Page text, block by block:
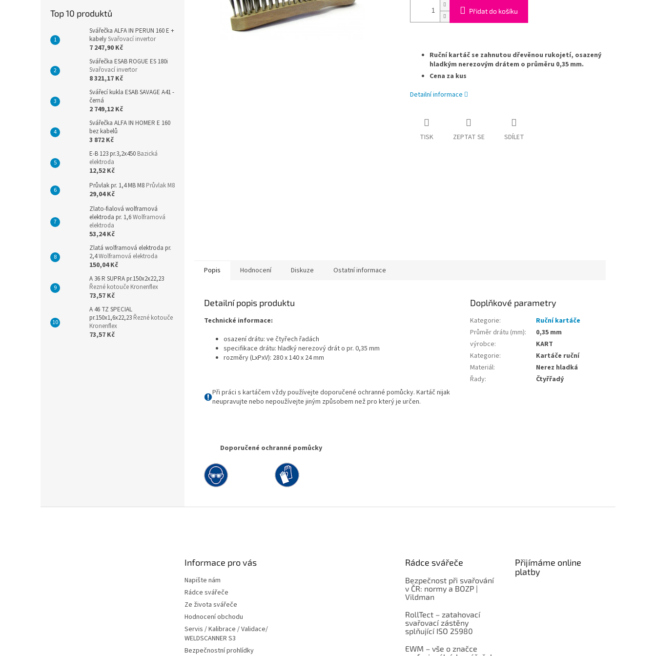
Top 10 produktů
Svářečka ALFA IN PERUN 160 E +
kabelySvařovací invertor
7 247,90 Kč
Svářečka ESAB ROGUE ES 180i
Svařovací invertor
8 321,17 Kč
Svářecí kukla ESAB SAVAGE A41 -
černá
2 749,12 Kč
Svářečka ALFA IN HOMER E 160
bez kabelů
3 872 Kč
E-B 123 pr.3,2x450 Bazická
elektroda
12,52 Kč
Průvlak pr. 1,4 MB M8 Průvlak M8
29,04 Kč
Zlato-fialová wolframová
elektroda pr. 1,6Wolframová
elektroda
53,24 Kč
Zlatá wolframová elektroda pr.
2,4Wolframová elektroda
150,04 Kč
A 36 R SUPRA pr.150x2x22,23
Řezné kotouče Kronenflex
73,57 Kč
A 46 TZ SPECIAL
pr.150x1,6x22,23 Řezné kotouče
Kronenflex
73,57 Kč
Přidat do košíku
Ruční kartáč se zahnutou dřevěnou rukojetí, osazený
hladkým nerezovým drátem o průměru 0,35 mm.
Cena za kus
Detailní informace
TISK ZEPTAT SE SDÍLET
Popis Hodnocení Diskuze Ostatní informace
Detailní popis produktu
Technické informace:
osazení drátu: ve čtyřech řadách
specifikace drátu: hladký nerezový drát o pr. 0,35 mm
rozměry (LxPxV): 280 x 140 x 24 mm
Při práci s kartáčem vždy používejte doporučené ochranné pomůcky. Kartáč nijak
neupravujte nebo nepoužívejte jiným způsobem než pro který je určen.
Doporučené ochranné pomůcky
Doplňkové parametry
Kategorie:
Ruční kartáče
Průměr drátu (mm):
0,35 mm
výrobce:
KART
Kategorie:
Kartáče ruční
Materiál:
Nerez hladká
Řady: Čtyřřadý
Informace pro vás
Napište nám
Rádce svářeče
Ze života svářeče
Hodnocení obchodu
Servis / Kalibrace / Validace/
WELDSCANNER S3
Bezpečnostní prohlídky
Rádce svářeče
Bezpečnost při svařování
v ČR: normy a BOZP |
Vildman
RollTect – zatahovací
svařovací zástěny
splňující ISO 25980
EWM – vše o značce
Přijímáme online
platby